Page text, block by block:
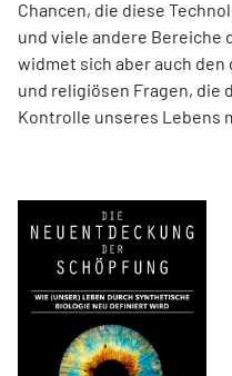
Chancen, die diese
und viele andere Bereiche
widmet sich aber auch
und religiösen Fragen, die
Kontrolle unseres Lebens